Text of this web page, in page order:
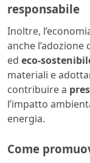
responsabile
Inoltre,
anche l’adozione
ed eco-
materiali e
contribuire a
l’impatto
energia.
Come